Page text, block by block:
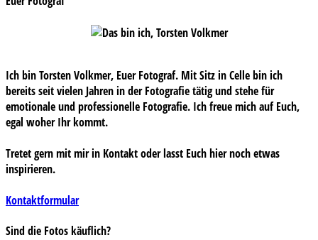
Ich bin Torsten Volkmer, Euer Fotograf. Mit Sitz in Celle bin ich
bereits seit vielen Jahren in der Fotografie tätig und stehe für
emotionale und professionelle Fotografie. Ich freue mich auf Euch,
egal woher Ihr kommt.
Tretet gern mit mir in Kontakt oder lasst Euch hier noch etwas
inspirieren.
Kontaktformular
Sind die Fotos käuflich?